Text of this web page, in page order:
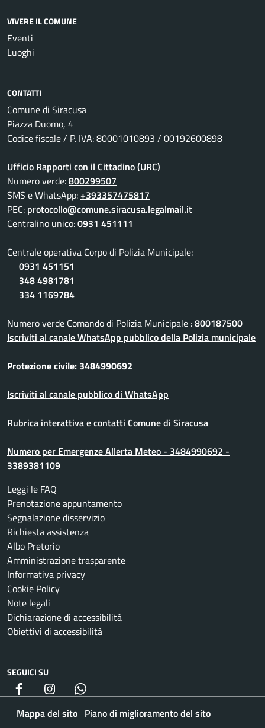
VIVERE IL COMUNE
Eventi
Luoghi
CONTATTI
Comune di Siracusa
Piazza Duomo, 4
Codice fiscale / P. IVA: 80001010893 / 00192600898
Ufficio Rapporti con il Cittadino (URC)
Numero verde:800299507
SMS e WhatsApp:+393357475817
PEC: protocollo@comune.siracusa.legalmail.it
Centralino unico:0931 451111
Centrale operativa Corpo di Polizia Municipale:
0931 451151
348 4981781
334 1169784
Numero verde Comando di Polizia Municipale :800187500
Iscriviti al canale WhatsApp pubblico della Polizia municipale
Protezione civile: 3484990692
Iscriviti al canale pubblico di WhatsApp
Rubrica interattiva e contatti Comune di Siracusa
Numero per Emergenze Allerta Meteo - 3484990692 -
3389381109
Leggi le FAQ
Prenotazione appuntamento
Segnalazione disservizio
Richiesta assistenza
Albo Pretorio
Amministrazione trasparente
Informativa privacy
Cookie Policy
Note legali
Dichiarazione di accessibilità
Obiettivi di accessibilità
SEGUICI SU
Facebook Instagram
Mappa del sito Piano di miglioramento del sito